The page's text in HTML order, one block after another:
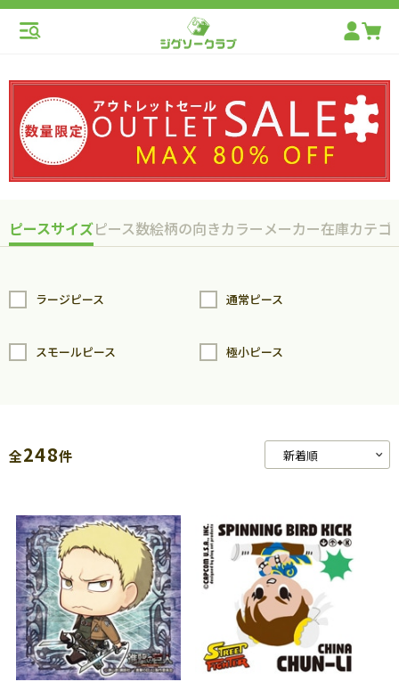
ピースサイズピース数絵柄の向きカラーメーカー在庫カテゴ
ラージピース 通常ピース
スモールピース 極小ピース
全248件